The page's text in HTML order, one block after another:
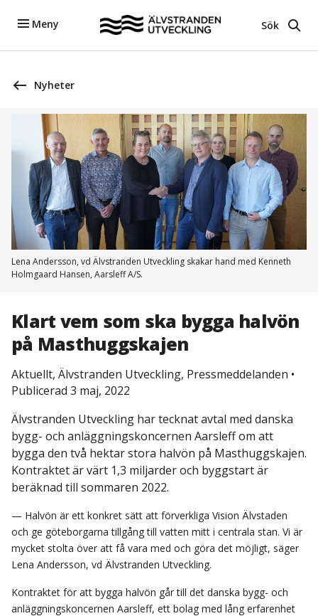
Meny Sök
Nyheter
Lena Andersson, vd Älvstranden Utveckling skakar hand med Kenneth
Holmgaard Hansen, Aarsleff A/S.
Klart vem som ska bygga halvön
på Masthuggskajen
Aktuellt, Älvstranden Utveckling, Pressmeddelanden •
Publicerad 3 maj, 2022
Älvstranden Utveckling har tecknat avtal med danska
bygg- och anläggningskoncernen Aarsleff om att
bygga den två hektar stora halvön på Masthuggskajen.
Kontraktet är värt 1,3 miljarder och byggstart är
beräknad till sommaren 2022.
— Halvön är ett konkret sätt att förverkliga Vision Älvstaden
och ge göteborgarna tillgång till vatten mitt i centrala stan. Vi är
mycket stolta över att få vara med och göra det möjligt, säger
Lena Andersson, vd Älvstranden Utveckling.
Kontraktet för att bygga halvön går till det danska bygg- och
anläggningskoncernen Aarsleff, ett bolag med lång erfarenhet